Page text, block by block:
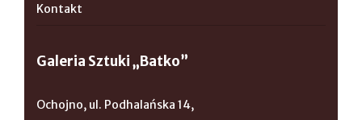
Kontakt
Galeria Sztuki „Batko”
Ochojno, ul. Podhalańska 14,